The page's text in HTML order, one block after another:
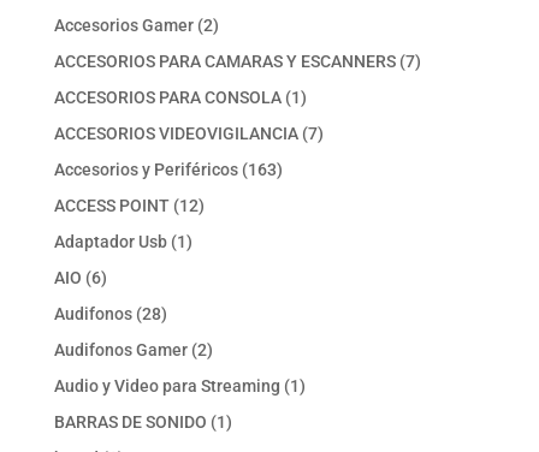
Accesorios Gamer 22
productos
ACCESORIOS PARA CAMARAS Y ESCANNERS 77
ACCESORIOS PARA CONSOLA 11
producto
ACCESORIOS VIDEOVIGILANCIA 77
Accesorios y Periféricos 163163
ACCESS POINT 1212
Adaptador Usb 11
AIO 66
productos
Audifonos 2828
productos
Audifonos Gamer 22
productos
Audio y Video para Streaming 11
BARRAS DE SONIDO 11